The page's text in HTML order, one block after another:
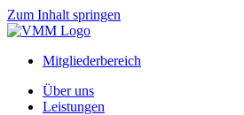
Zum Inhalt springen
Mitgliederbereich
Über uns
Leistungen